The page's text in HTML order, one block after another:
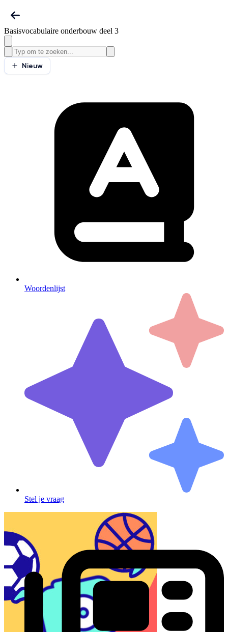
Basisvocabulaire onderbouw deel 3
Nieuw
Woordenlijst
Stel je vraag